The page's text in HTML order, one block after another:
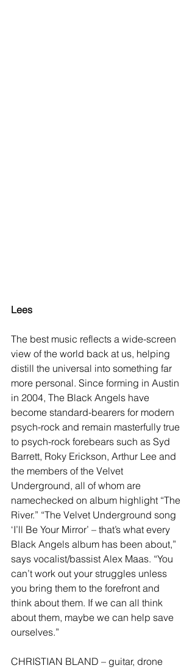
Lees
The best music reflects a wide-screen
view of the world back at us, helping
distill the universal into something far
more personal. Since forming in Austin
in 2004, The Black Angels have
become standard-bearers for modern
psych-rock and remain masterfully true
to psych-rock forebears such as Syd
Barrett, Roky Erickson, Arthur Lee and
the members of the Velvet
Underground, all of whom are
namechecked on album highlight “The
River.” “The Velvet Underground song
‘I’ll Be Your Mirror’ – that’s what every
Black Angels album has been about,”
says vocalist/bassist Alex Maas. “You
can’t work out your struggles unless
you bring them to the forefront and
think about them. If we can all think
about them, maybe we can help save
ourselves.”
CHRISTIAN BLAND – guitar, drone